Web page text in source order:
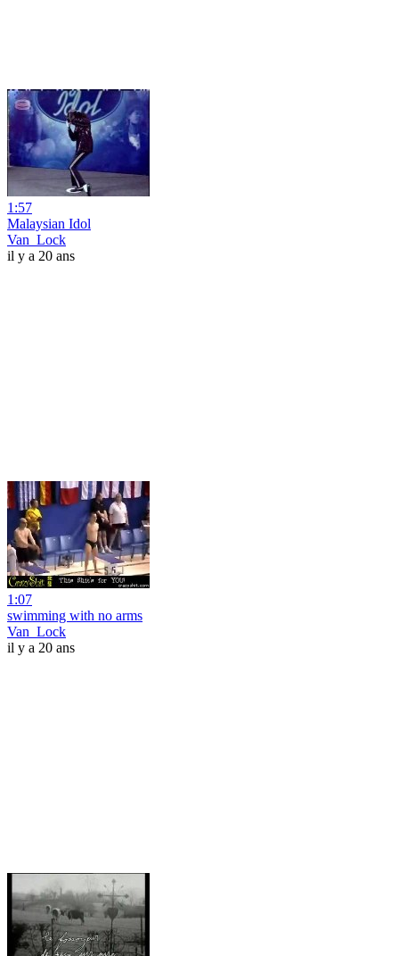
1:57
Malaysian Idol
Van_Lock
il y a 20 ans
1:07
swimming with no arms
Van_Lock
il y a 20 ans